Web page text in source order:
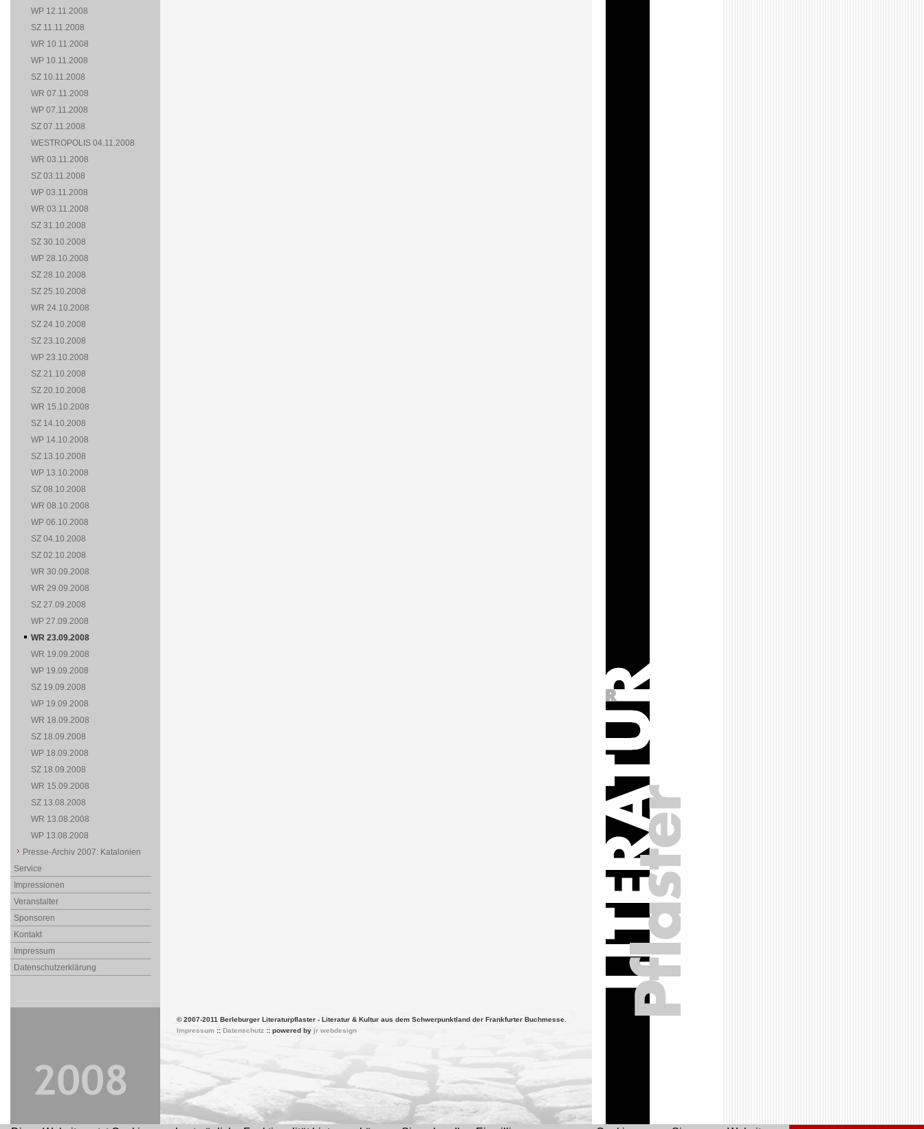
WP 12.11.2008
SZ 11.11.2008
WR 10.11.2008
WP 10.11.2008
SZ 10.11.2008
WR 07.11.2008
WP 07.11.2008
SZ 07.11.2008
WESTROPOLIS 04.11.2008
WR 03.11.2008
SZ 03.11.2008
WP 03.11.2008
WR 03.11.2008
SZ 31.10.2008
SZ 30.10.2008
WP 28.10.2008
SZ 28.10.2008
SZ 25.10.2008
WR 24.10.2008
SZ 24.10.2008
SZ 23.10.2008
WP 23.10.2008
SZ 21.10.2008
SZ 20.10.2008
WR 15.10.2008
SZ 14.10.2008
WP 14.10.2008
SZ 13.10.2008
WP 13.10.2008
SZ 08.10.2008
WR 08.10.2008
WP 06.10.2008
SZ 04.10.2008
SZ 02.10.2008
WR 30.09.2008
WR 29.09.2008
SZ 27.09.2008
WP 27.09.2008
WR 23.09.2008
WR 19.09.2008
WP 19.09.2008
SZ 19.09.2008
WP 19.09.2008
WR 18.09.2008
SZ 18.09.2008
WP 18.09.2008
SZ 18.09.2008
WR 15.09.2008
SZ 13.08.2008
WR 13.08.2008
WP 13.08.2008
Presse-Archiv 2007: Katalonien
Service
Impressionen
Veranstalter
Sponsoren
Kontakt
Impressum
Datenschutzerklärung
© 2007-2011 Berleburger Literaturpflaster - Literatur & Kultur aus dem Schwerpunktland der Frankfurter Buchmesse.
Impressum:: Datenschutz:: powered by jr webdesign